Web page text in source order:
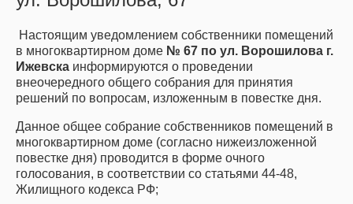
Настоящим уведомлением собственники помещений
в многоквартирном доме № 67 по ул. Ворошилова г.
Ижевска информируются о проведении
внеочередного общего собрания для принятия
решений по вопросам, изложенным в повестке дня.
Данное общее собрание собственников помещений в
многоквартирном доме (согласно нижеизложенной
повестке дня) проводится в форме очного
голосования, в соответствии со статьями 44-48,
Жилищного кодекса РФ;